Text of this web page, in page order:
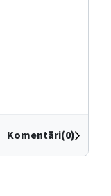
Komentāri(0)